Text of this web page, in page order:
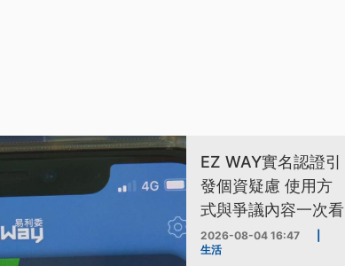
EZ WAY實名認證引
發個資疑慮 使用方
式與爭議內容一次看
2026-08-04 16:47
生活